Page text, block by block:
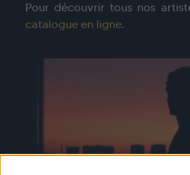
Pour découvrir tous nos
catalogue en ligne.